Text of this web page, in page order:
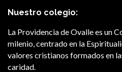
Nuestro colegio:
La Providencia de Ovalle es un
milenio, centrado en la
valores cristianos formados en
caridad.